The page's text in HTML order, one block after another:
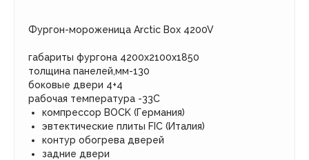
Фургон-мороженица Arctic Box 4200V
габариты фургона 4200х2100х1850
толщина панелей,мм-130
боковые двери 4+4
рабочая температура -33С
компрессор BOCK (Германия)
эвтектические плиты FIC (Италия)
контур обогрева дверей
задние двери